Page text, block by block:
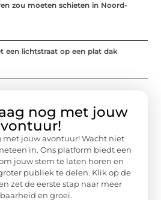
zou moeten schieten in Noord-
een lichtstraat op een plat dak
nog met jouw
met jouw avontuur! Wacht niet
in. Ons platform biedt een
jouw stem te laten horen en
publiek te delen. Klik op de
zet de eerste stap naar meer
en groei.